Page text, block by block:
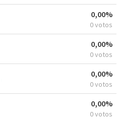
0,00%
0 votos
0,00%
0 votos
0,00%
0 votos
0,00%
0 votos